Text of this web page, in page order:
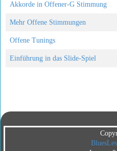
Akkorde in Offener-G Stimmung
Mehr Offene Stimmungen
Offene Tunings
Einführung in das Slide-Spiel